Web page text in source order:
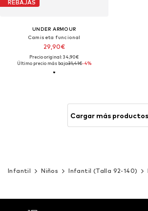
REBAJAS
UNDER ARMOUR
Camiseta funcional
29,90€
Precio original: 34,90€
Último precio más bajo:31,41€-4%
Cargar más productos
Infantil Niños Infantil (Talla 92-140)